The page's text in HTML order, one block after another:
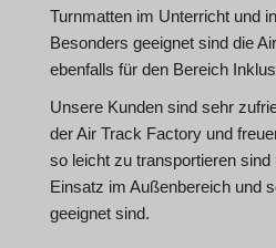
Turnmatten im Unterricht und
Besonders geeignet sind die
ebenfalls für den Bereich
Unsere Kunden sind sehr
der Air Track Factory und
so leicht zu transportieren sind
Einsatz im Außenbereich und
geeignet sind.